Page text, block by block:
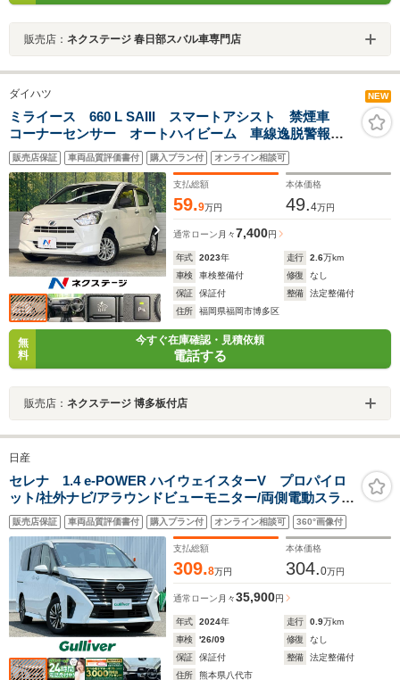
販売店： ネクステージ 春日部スバル車専門店
ダイハツ NEW
ミライース 660 L SAIII スマートアシスト 禁煙車
コーナーセンサー オートハイビーム 車線逸脱警報
オートライト CD再生
販売店保証 車両品質評価書付 購入プラン付 オンライン相談可
支払総額
59.9万円
本体価格
49.4万円
通常ローン 月々7,400円
年式 2023年 走行 2.6万km
車検
車検整備付 修復
なし
保証
保証付 整備
法定整備付
住所
福岡県福岡市博多区
無
料
今すぐ在庫確認・見積依頼
電話する
販売店： ネクステージ 博多板付店
日産
セレナ 1.4 e-POWER ハイウェイスターV プロパイロ
ット/社外ナビ/アラウンドビューモニター/両側電動スライ
ド/ハンズフリー開閉/追従クルーズコントロール/LEDオー
トライト/デジタルインナーミラー/ETC/16AW/禁煙車
販売店保証 車両品質評価書付 購入プラン付 オンライン相談可 360°画像付
支払総額
309.8万円
本体価格
304.0万円
通常ローン 月々35,900円
年式 2024年 走行 0.9万km
車検
'26/09 修復
なし
保証
保証付 整備
法定整備付
住所
熊本県八代市